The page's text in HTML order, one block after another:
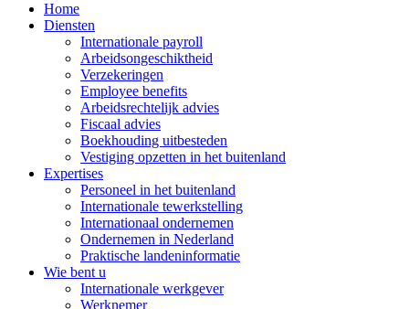
Home
Diensten
Internationale payroll
Arbeidsongeschiktheid
Verzekeringen
Employee benefits
Arbeidsrechtelijk advies
Fiscaal advies
Boekhouding uitbesteden
Vestiging opzetten in het buitenland
Expertises
Personeel in het buitenland
Internationale tewerkstelling
Internationaal ondernemen
Ondernemen in Nederland
Praktische landeninformatie
Wie bent u
Internationale werkgever
Werknemer